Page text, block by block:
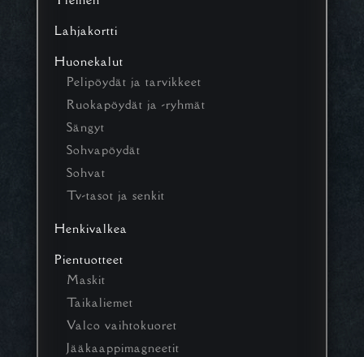
Lahjakortti
Huonekalut
Pelipöydät ja tarvikkeet
Ruokapöydät ja -ryhmät
Sängyt
Sohvapöydät
Sohvat
Tv-tasot ja senkit
Henkivalkea
Pientuotteet
Maskit
Taikaliemet
Valco vaihtokuoret
Jääkaappimagneetit